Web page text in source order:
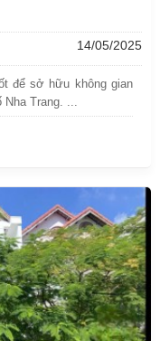
14/05/2025
để sở hữu không gian
Trang. ...